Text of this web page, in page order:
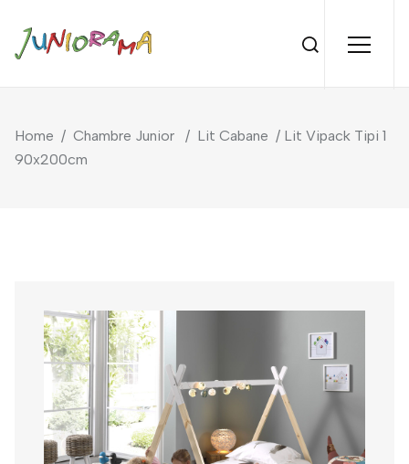
Home / Chambre Junior / Lit Cabane / Lit Vipack Tipi 1
90x200cm